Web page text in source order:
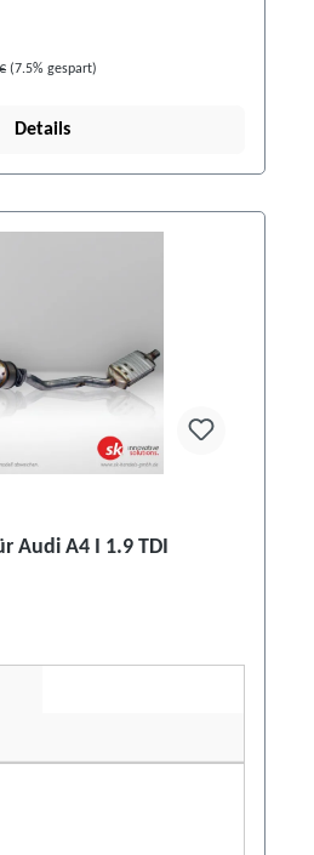
(7.5% gespart)
Details
Audi A4 I 1.9 TDI